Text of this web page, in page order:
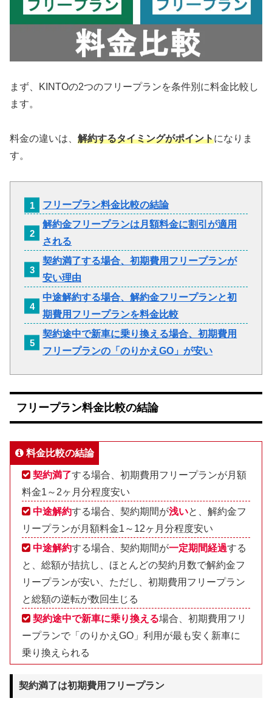
まず、KINTOの2つのフリープランを条件別に料金比較し
ます。
料金の違いは、 解約するタイミングがポイントになりま
す。
フリープラン料金比較の結論
解約金フリープランは月額料金に割引が適用
される
契約満了する場合、初期費用フリープランが
安い理由
中途解約する場合、解約金フリープランと初
期費用フリープランを料金比較
契約途中で新車に乗り換える場合、初期費用
フリープランの「のりかえGO」が安い
フリープラン料金比較の結論
料金比較の結論
契約満了する場合、初期費用フリープランが月額
料金1～2ヶ月分程度安い
中途解約する場合、契約期間が浅いと、解約金フ
リープランが月額料金1～12ヶ月分程度安い
中途解約する場合、契約期間が一定期間経過する
と、総額が拮抗し、ほとんどの契約月数で解約金フ
リープランが安い、ただし、初期費用フリープラン
と総額の逆転が数回生じる
契約途中で新車に乗り換える場合、初期費用フリ
ープランで「のりかえGO」利用が最も安く新車に
乗り換えられる
契約満了は初期費用フリープラン